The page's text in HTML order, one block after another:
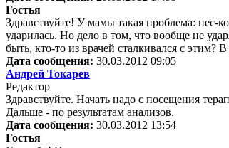
Гостья
Здравствуйте! У мамы такая проблема: нес-
ударилась. Но дело в том, что вообще не
быть, кто-то из врачей сталкивался с
Дата сообщения: 30.03.2012 09:05
Андрей Токарев
Редактор
Здравствуйте. Начать надо с посещения
Дальше - по результатам анализов.
Дата сообщения: 30.03.2012 13:54
Гостья